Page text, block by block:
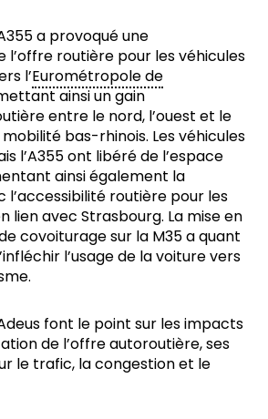
a provoqué une
l’offre routière pour les véhicules
l’Eurométropole de
ainsi un gain
entre le nord, l’ouest et le
bas-rhinois. Les véhicules
l’A355 ont libéré de l’espace
ainsi également la
routière pour les
lien avec Strasbourg. La mise en
covoiturage sur la M35 a quant
l’usage de la voiture vers
font le point sur les impacts
de l’offre autoroutière, ses
le trafic, la congestion et le